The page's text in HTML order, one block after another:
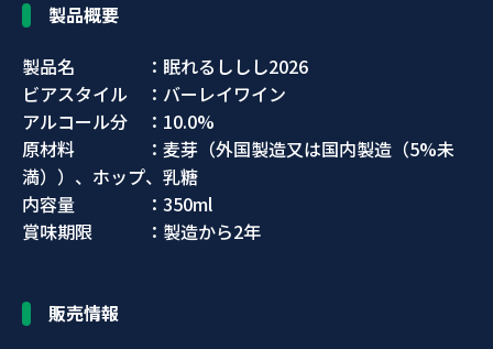
製品概要
製品名 ：眠れるししし2026
ビアスタイル ：バーレイワイン
アルコール分 ：10.0%
原材料 ：麦芽（外国製造又は国内製造（5%未
満））、ホップ、乳糖
内容量 ：350ml
賞味期限 ：製造から2年
販売情報